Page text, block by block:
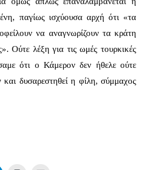
παγίως ισχύουσα αρχή ότι «τα
να αναγνωρίζουν τα κράτη
Ούτε λέξη για τις ωμές τουρκικές
ότι ο Κάμερον δεν ήθελε ούτε
δυσαρεστηθεί η φίλη, σύμμαχος